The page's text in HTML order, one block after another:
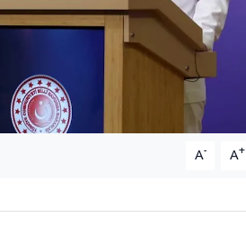
A- A+